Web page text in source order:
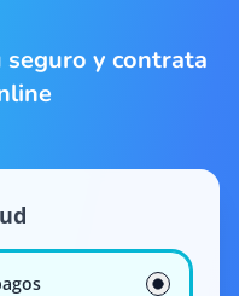
seguro y contrata